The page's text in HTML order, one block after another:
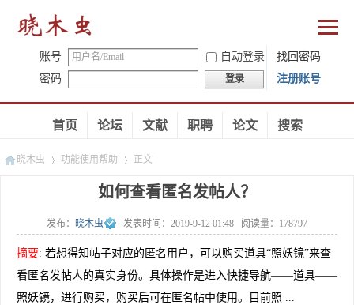
账号 自动登录
找回密码
密码
登录 注册账号
首页 论坛 文献 职聘 论文 搜索
晓木虫
»
功能使用帮助 正文
如何查看匿名发帖人？
发布： 晓木虫 发表时间： 2019-9-12 01:48 阅读量： 178797
摘要: 若想得知帖子对应的匿名用户，可以购买道具“照妖镜”来查
看匿名发帖人的真实身份。具体操作是进入快捷导航——道具——
照妖镜，进行购买，购买后可在匿名帖中使用。目前照 ...